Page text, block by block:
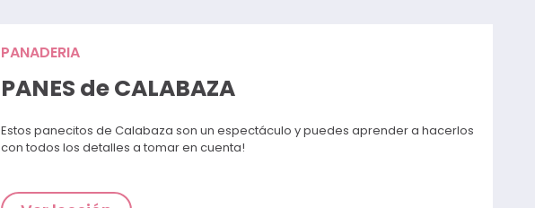
PANADERIA
PANES de CALABAZA
Estos panecitos de Calabaza son un espectáculo y puedes aprender a hacerlos
con todos los detalles a tomar en cuenta!